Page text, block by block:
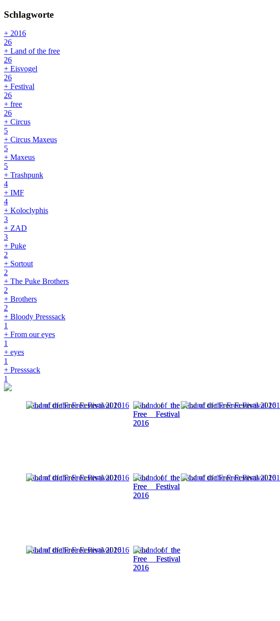
Schlagworte
+ 2016
26
+ Land of the free
26
+ Eisvogel
26
+ Festival
26
+ free
26
+ Circus
5
+ Circus Maxeus
5
+ Maxeus
5
+ Trashpunk
4
+ IMF
4
+ Koloclyphis
3
+ ZAD
3
+ Puke
2
+ Sortout
2
+ The Puke Brothers
2
+ Brothers
2
+ Bloody Presssack
1
+ From our eyes
1
+ eyes
1
+ Presssack
1
Land of the Free Festival 2016
Land of the
Free Festival
2016
Land of the Free Festival 2016
Land of the Free Festival 2016
Land of the
Free Festival
2016
Land of the Free Festival 2016
Land of the Free Festival 2016
Land of the
Free Festival
2016